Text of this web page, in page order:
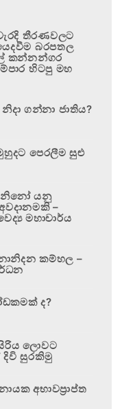
තීරණවලට
බරපතල
කන්නන්ගර
හිටපු මහ
ගන්නා ජාතිය?
පෙරලීම සුළු
නිනෝ යනු
–
මහාචාර්ය
කම්හල –
ද?
ලොවට
දිවි සුරකිමු
අභාවප්‍රාප්ත